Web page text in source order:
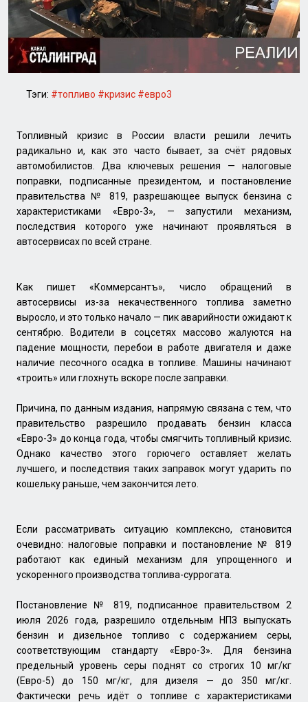
Тэги: #топливо #кризис #евро3
Топливный кризис в России власти решили лечить
радикально и, как это часто бывает, за счёт рядовых
автомобилистов. Два ключевых решения — налоговые
поправки, подписанные президентом, и постановление
правительства № 819, разрешающее выпуск бензина с
характеристиками «Евро-3», — запустили механизм,
последствия которого уже начинают проявляться в
автосервисах по всей стране.
Как пишет «Коммерсантъ», число обращений в
автосервисы из-за некачественного топлива заметно
выросло, и это только начало — пик аварийности ожидают к
сентябрю. Водители в соцсетях массово жалуются на
падение мощности, перебои в работе двигателя и даже
наличие песочного осадка в топливе. Машины начинают
«троить» или глохнуть вскоре после заправки.
Причина, по данным издания, напрямую связана с тем, что
правительство разрешило продавать бензин класса
«Евро-3» до конца года, чтобы смягчить топливный кризис.
Однако качество этого горючего оставляет желать
лучшего, и последствия таких заправок могут ударить по
кошельку раньше, чем закончится лето.
Если рассматривать ситуацию комплексно, становится
очевидно: налоговые поправки и постановление № 819
работают как единый механизм для упрощенного и
ускоренного производства топлива-суррогата.
Постановление № 819, подписанное правительством 2
июля 2026 года, разрешило отдельным НПЗ выпускать
бензин и дизельное топливо с содержанием серы,
соответствующим стандарту «Евро-3». Для бензина
предельный уровень серы поднят со строгих 10 мг/кг
(Евро-5) до 150 мг/кг, для дизеля — до 350 мг/кг.
Фактически речь идёт о топливе с характеристиками